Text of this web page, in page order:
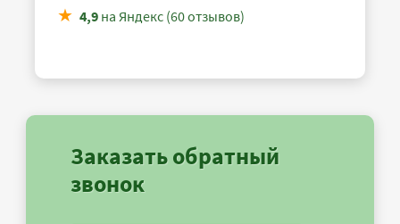
4,9 на Яндекс (60 отзывов)
Заказать обратный
звонок